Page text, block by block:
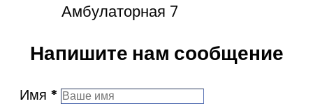
Амбулаторная 7
Напишите нам сообщение
Имя *